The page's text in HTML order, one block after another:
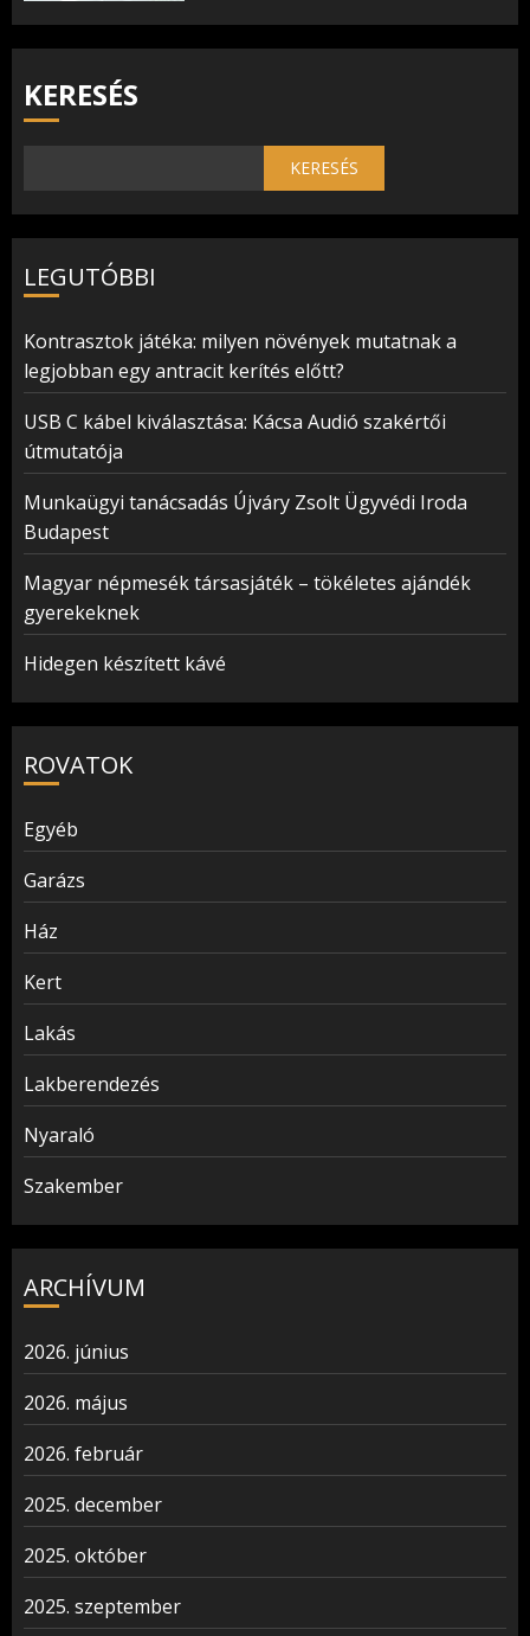
KERESÉS
KERESÉS
LEGUTÓBBI
Kontrasztok játéka: milyen növények mutatnak a
legjobban egy antracit kerítés előtt?
USB C kábel kiválasztása: Kácsa Audió szakértői
útmutatója
Munkaügyi tanácsadás Újváry Zsolt Ügyvédi Iroda
Budapest
Magyar népmesék társasjáték – tökéletes ajándék
gyerekeknek
Hidegen készített kávé
ROVATOK
Egyéb
Garázs
Ház
Kert
Lakás
Lakberendezés
Nyaraló
Szakember
ARCHÍVUM
2026. június
2026. május
2026. február
2025. december
2025. október
2025. szeptember